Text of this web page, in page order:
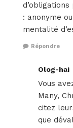
: anonyme
mentalité
Répondre
Olog-hai
Vous
Many,
citez
que